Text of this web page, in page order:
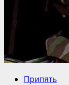
Припять